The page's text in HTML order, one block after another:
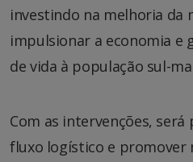
investindo na melhoria da
impulsionar a economia e
de vida à população sul-
Com as intervenções,
fluxo logístico e promover